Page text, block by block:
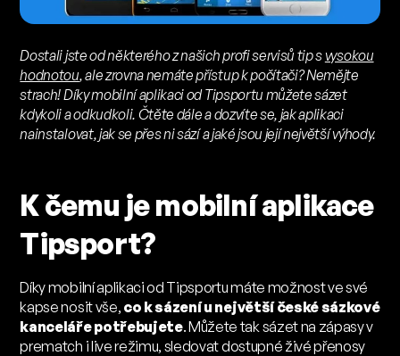
Dostali jste od některého z našich profi servisů tip svysokou
hodnotou, ale zrovna nemáte přístup k počítači? Nemějte
strach! Díky mobilní aplikaci od Tipsportu můžete sázet
kdykoli a odkudkoli. Čtěte dále a dozvíte se, jak aplikaci
nainstalovat, jak se přes ni sází a jaké jsou její největší výhody.
K čemu je mobilní aplikace
Tipsport?
Díky mobilní aplikaci od Tipsportu máte možnost ve své
kapse nosit vše, co k sázení u největší české sázkové
kanceláře potřebujete. Můžete tak sázet na zápasy v
prematch i live režimu, sledovat dostupné živé přenosy